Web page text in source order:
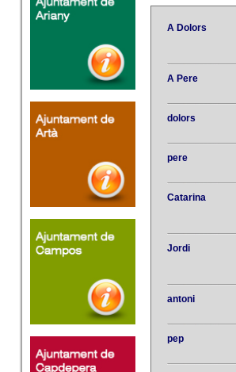
A Dolors
A Pere
dolors
pere
Catarina
Jordi
antoni
pep